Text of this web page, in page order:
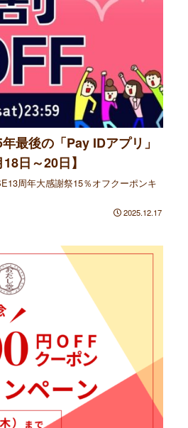
最後の「Pay IDアプリ」
日～20日】
周年大感謝祭15％オフクーポンキ
2025.12.17